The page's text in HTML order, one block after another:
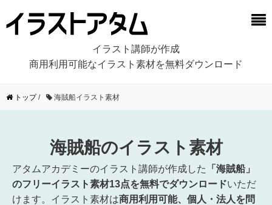
イラスト講師が作成
商用利用可能なイラスト素材を無料ダウンロード
トップ/ 海賊船イラスト素材
海賊船のイラスト素材
アタムアカデミーのイラスト講師が作成した
「海賊船」
のフリーイラスト素材13点を無料でダウンロードいただ
けます。イラスト素材は商用利用可能、個人・法人を問